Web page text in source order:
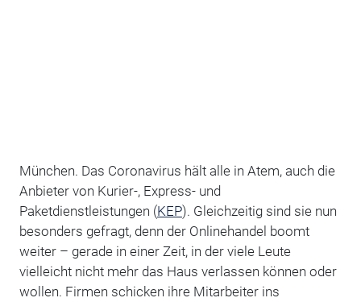
München. Das Coronavirus hält alle in Atem, auch die
Anbieter von Kurier-, Express- und
Paketdienstleistungen (KEP). Gleichzeitig sind sie nun
besonders gefragt, denn der Onlinehandel boomt
weiter – gerade in einer Zeit, in der viele Leute
vielleicht nicht mehr das Haus verlassen können oder
wollen. Firmen schicken ihre Mitarbeiter ins